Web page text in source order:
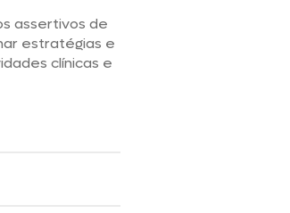
assertivos de
estratégias e
clínicas e